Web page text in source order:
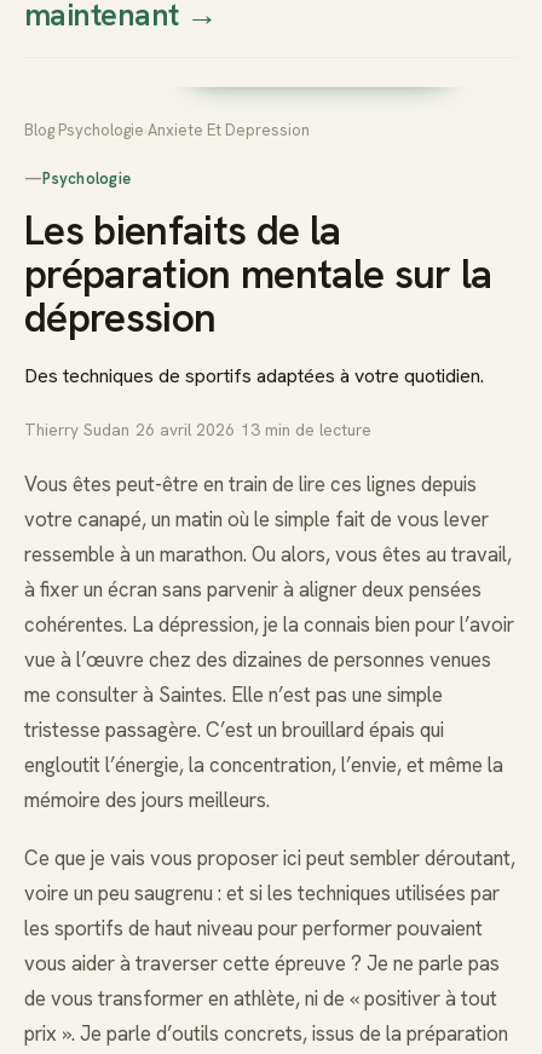
Thierry
Prendre rendez-vous dès
maintenant→
Blog Psychologie Anxiete Et Depression
—Psychologie
Les bienfaits de la
préparation mentale sur la
dépression
Des techniques de sportifs adaptées à votre quotidien.
Thierry Sudan 26 avril 2026 13 min de lecture
Vous êtes peut-être en train de lire ces lignes depuis
votre canapé, un matin où le simple fait de vous lever
ressemble à un marathon. Ou alors, vous êtes au travail,
à fixer un écran sans parvenir à aligner deux pensées
cohérentes. La dépression, je la connais bien pour l’avoir
vue à l’œuvre chez des dizaines de personnes venues
me consulter à Saintes. Elle n’est pas une simple
tristesse passagère. C’est un brouillard épais qui
engloutit l’énergie, la concentration, l’envie, et même la
mémoire des jours meilleurs.
Ce que je vais vous proposer ici peut sembler déroutant,
voire un peu saugrenu : et si les techniques utilisées par
les sportifs de haut niveau pour performer pouvaient
vous aider à traverser cette épreuve ? Je ne parle pas
de vous transformer en athlète, ni de « positiver à tout
prix ». Je parle d’outils concrets, issus de la préparation